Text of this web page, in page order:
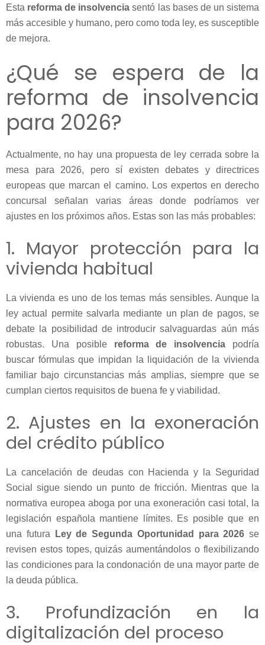
Esta reforma de insolvencia sentó las bases de un sistema
más accesible y humano, pero como toda ley, es susceptible
de mejora.
¿Qué se espera de la
reforma de insolvencia
para 2026?
Actualmente, no hay una propuesta de ley cerrada sobre la
mesa para 2026, pero sí existen debates y directrices
europeas que marcan el camino. Los expertos en derecho
concursal señalan varias áreas donde podríamos ver
ajustes en los próximos años. Estas son las más probables:
1. Mayor protección para la
vivienda habitual
La vivienda es uno de los temas más sensibles. Aunque la
ley actual permite salvarla mediante un plan de pagos, se
debate la posibilidad de introducir salvaguardas aún más
robustas. Una posible reforma de insolvencia podría
buscar fórmulas que impidan la liquidación de la vivienda
familiar bajo circunstancias más amplias, siempre que se
cumplan ciertos requisitos de buena fe y viabilidad.
2. Ajustes en la exoneración
del crédito público
La cancelación de deudas con Hacienda y la Seguridad
Social sigue siendo un punto de fricción. Mientras que la
normativa europea aboga por una exoneración casi total, la
legislación española mantiene límites. Es posible que en
una futura
Ley de Segunda Oportunidad para 2026 se
revisen estos topes, quizás aumentándolos o flexibilizando
las condiciones para la condonación de una mayor parte de
la deuda pública.
3. Profundización en la
digitalización del proceso